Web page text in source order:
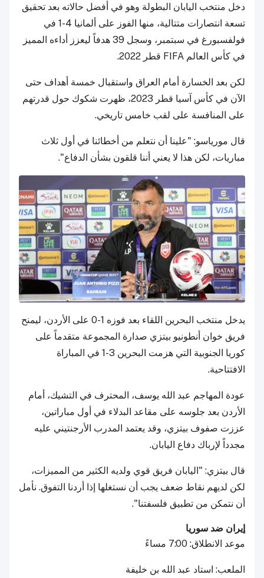
دخل منتخب اليابان البطولة وهو في أفضل حالاته بعد تحقيق
تسعة انتصارات متتالية، منها الفوز على ألمانيا 4-1 في
فولفسبورغ في سبتمبر، وسجل 39 هدفاً ليعزز أداءه المميز
في كأس العالم FIFA قطر 2022.
لكن بعد الخسارة أمام العراق واستقبال خمسة أهداف حتى
الآن في كأس آسيا قطر 2023، ظهرت شكوك حول قدرتهم
على المنافسة على لقب خامس تاريخي.
قال مورياسو: "علينا أن نتعلم من أخطائنا في أول ثلاث
مباريات، لكن هذا لا يعني أننا قلقون بشأن الدفاع".
يدخل منتخب البحرين اللقاء بعد فوزه 1-0 على الأردن، ليمنح
فريق خوان أنطونيو بيتزي صدارة المجموعة متقدماً على
كوريا الجنوبية التي هزمت البحرين 3-1 في المباراة
الافتتاحية.
عودة المهاجم عبد الله يوسف، المحترف في التشيك، أمام
الأردن بعد جلوسه على مقاعد البدلاء في أول مباراتين،
عززت صفوف بيتزي، وقد يعتمد المدرب الأرجنتيني عليه
مجدداً لإرباك دفاع اليابان.
قال بيتزي: "اليابان فريق قوي ولديه الكثير من المميزات،
لكن لديهم نقاط ضعف يجب أن نستغلها إذا أردنا التفوق. نأمل
أن نتمكن من تطبيق فلسفتنا".
إيران ضد سوريا
موعد الانطلاق: 7:00 مساءً
الملعب: استاد عبد الله بن خليفة